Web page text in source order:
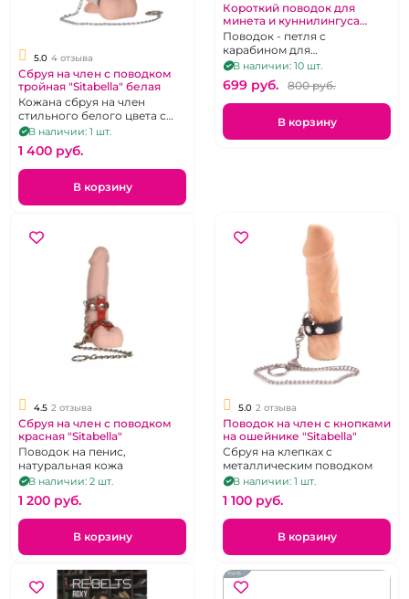
5.0 4 отзыва
Сбруя на член с поводком
тройная "Sitabella" белая
Кожана сбруя на член
стильного белого цвета с
цепочкой-поводком и 3
ремешками
В наличии: 1 шт.
1 400 pуб.
В корзину
Короткий поводок для
минета и куннилингуса
"ИнтимХаус" кожаный
Поводок - петля с
карабином для
принудительного орального
секса кожаный, длина 20 см.
В наличии: 10 шт.
699 pуб. 800 pуб.
В корзину
4.5 2 отзыва
Сбруя на член с поводком
красная "Sitabella"
Поводок на пенис,
натуральная кожа
В наличии: 2 шт.
1 200 pуб.
В корзину
5.0 2 отзыва
Поводок на член с кнопками
на ошейнике "Sitabella"
Сбруя на клепках с
металлическим поводком
В наличии: 1 шт.
1 100 pуб.
В корзину